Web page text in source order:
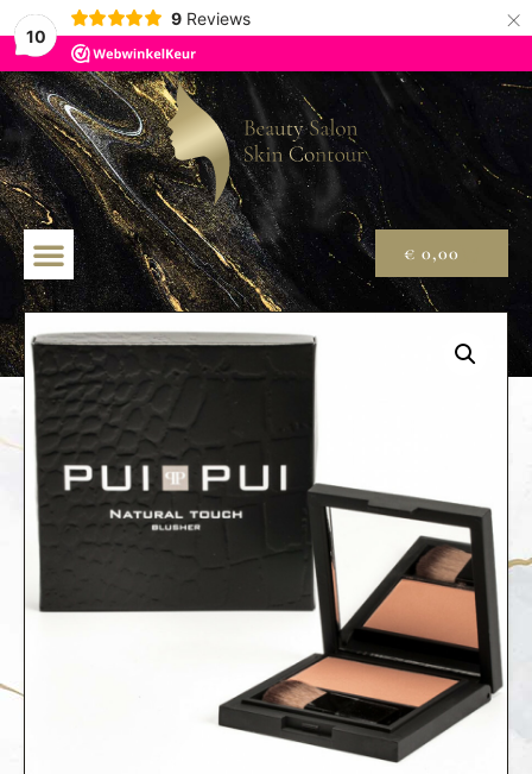
10
9 Reviews ×
€ 0,00